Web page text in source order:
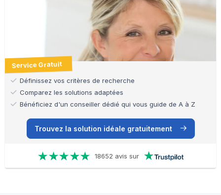
Service Gratuit
Définissez vos critères de recherche
Comparez les solutions adaptées
Bénéficiez d'un conseiller dédié qui vous guide de A à Z
Trouvez la solution idéale gratuitement
18652 avis sur